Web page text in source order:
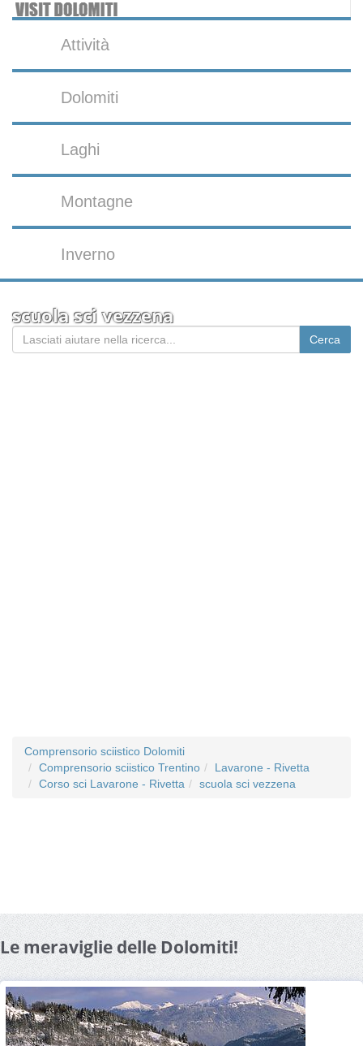
Attività
Dolomiti
Laghi
Montagne
Inverno
scuola sci vezzena
Comprensorio sciistico Dolomiti
Comprensorio sciistico Trentino
Lavarone - Rivetta
Corso sci Lavarone - Rivetta
scuola sci vezzena
Le meraviglie delle Dolomiti!